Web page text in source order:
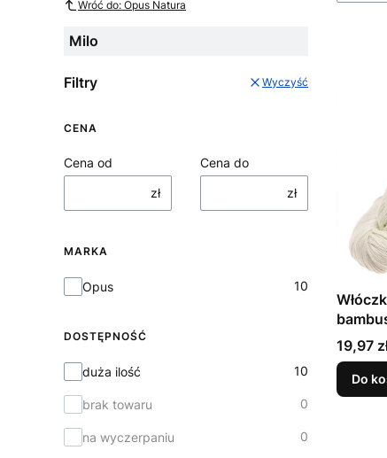
Wróć do: Opus Natura
Milo
Filtry Wyczyść
CENA
Cena od
zł
Cena do
zł
MARKA
Marka
Opus 10
DOSTĘPNOŚĆ
Dostępność
duża ilość 10
brak towaru 0
na wyczerpaniu 0
Cena
19,97
Do